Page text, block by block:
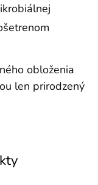
obloženia
len prirodzený